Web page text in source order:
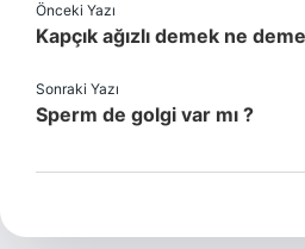
Önceki Yazı
Kapçık ağızlı demek ne
Sonraki Yazı
Sperm de golgi var mı ?